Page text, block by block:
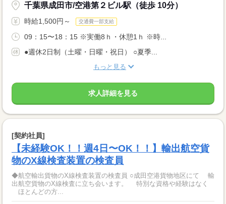
千葉県成田市/空港第２ビル駅（徒歩 10分）
時給1,500円～ 交通費一部支給
09：15〜18：15 ※実働8ｈ・休憩1ｈ ※時...
●週休2日制（土曜・日曜・祝日） ○夏季...
もっと見る
求人詳細を見る
[契約社員]
【未経験OK！！週4日〜OK！！】輸出航空貨
物のX線検査装置の検査員
◆航空輸出貨物のX線検査装置の検査員 ○成田空港貨物地区にて 輸
出航空貨物のX線検査に立ち会います。 特別な資格や経験はなく
ほとんどの方...